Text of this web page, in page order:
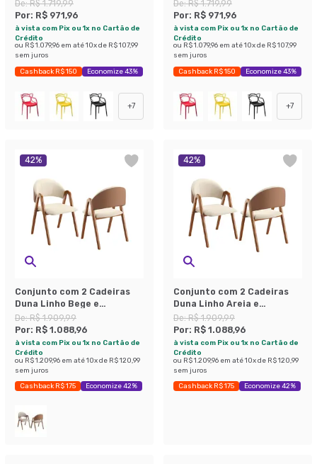
De:R$ 1.719,99
Por: R$ 971,96
à vista com Pix ou 1x no Cartão de
Crédito
ou R$ 1.079,96 em até10x de R$ 107,99
sem juros
Cashback R$ 150 Economize 43%
+7
Amadeirado
De:R$ 1.719,99
Por: R$ 971,96
à vista com Pix ou 1x no Cartão de
Crédito
ou R$ 1.079,96 em até10x de R$ 107,99
sem juros
Cashback R$ 150 Economize 43%
+7
42%
Conjunto com 2 Cadeiras
Duna Linho Bege e
Amadeirado
De:R$ 1.909,99
Por: R$ 1.088,96
à vista com Pix ou 1x no Cartão de
Crédito
ou R$ 1.209,96 em até10x de R$ 120,99
sem juros
Cashback R$ 175 Economize 42%
42%
Conjunto com 2 Cadeiras
Duna Linho Areia e
Amadeirado
De:R$ 1.909,99
Por: R$ 1.088,96
à vista com Pix ou 1x no Cartão de
Crédito
ou R$ 1.209,96 em até10x de R$ 120,99
sem juros
Cashback R$ 175 Economize 42%